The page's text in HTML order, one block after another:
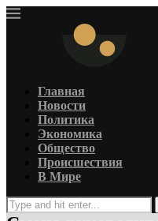
Главная
Новости
Политика
Экономика
Общество
Происшествия
В Мире